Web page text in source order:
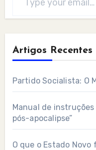
Artigos Recentes
Partido Socialista: O
Manual de instruções
pós-apocalipse”
O que o Estado